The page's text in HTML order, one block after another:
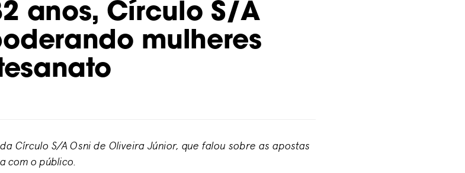
anos, Círculo S/A
mulheres
Círculo S/A Osni de Oliveira Júnior, que falou sobre as apostas
com o público.